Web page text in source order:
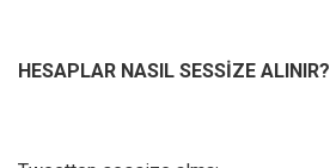
HESAPLAR NASIL SESSİZE ALINIR?